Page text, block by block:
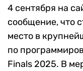
4 сентября на
сообщение, что
место в
по
Finals 2025. В